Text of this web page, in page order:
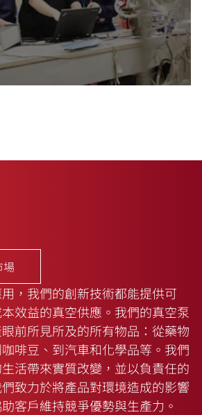
場
，我們的創新技術都能提供可
效益的真空供應。我們的真空泵
前所見所及的所有物品：從藥物
啡豆、到汽車和化學品等。我們
活帶來實質改變，並以負責任的
致力於將產品對環境造成的影響
客戶維持競爭優勢與生產力。